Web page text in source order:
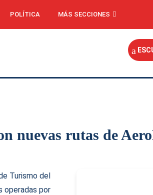
POLÍTICA MÁS SECCIONES
nuevas rutas de
Turismo del
operadas por